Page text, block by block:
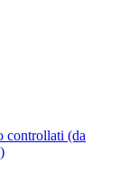
controllati (da